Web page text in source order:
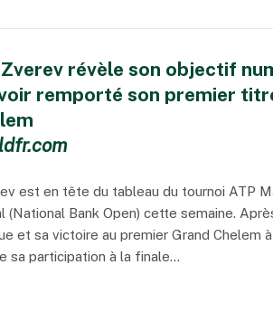
révèle son objectif
remporté son premier
est en tête du tableau du tournoi ATP
(National Bank Open) cette semaine.
et sa victoire au premier Grand Chelem
sa participation à la finale…